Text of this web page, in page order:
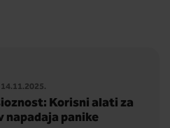
14.11.2025.
Korisni alati za
napadaja panike